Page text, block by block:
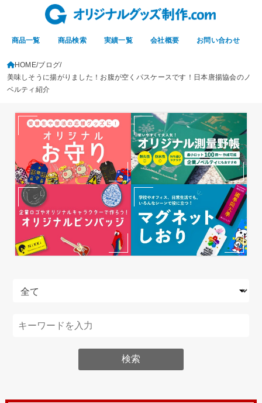
商品一覧 商品検索 実績一覧 会社概要 お問い合わせ
HOME ブログ
美味しそうに揚がりました！お腹が空くパスケースです！日本唐揚協会のノ
ベルティ紹介